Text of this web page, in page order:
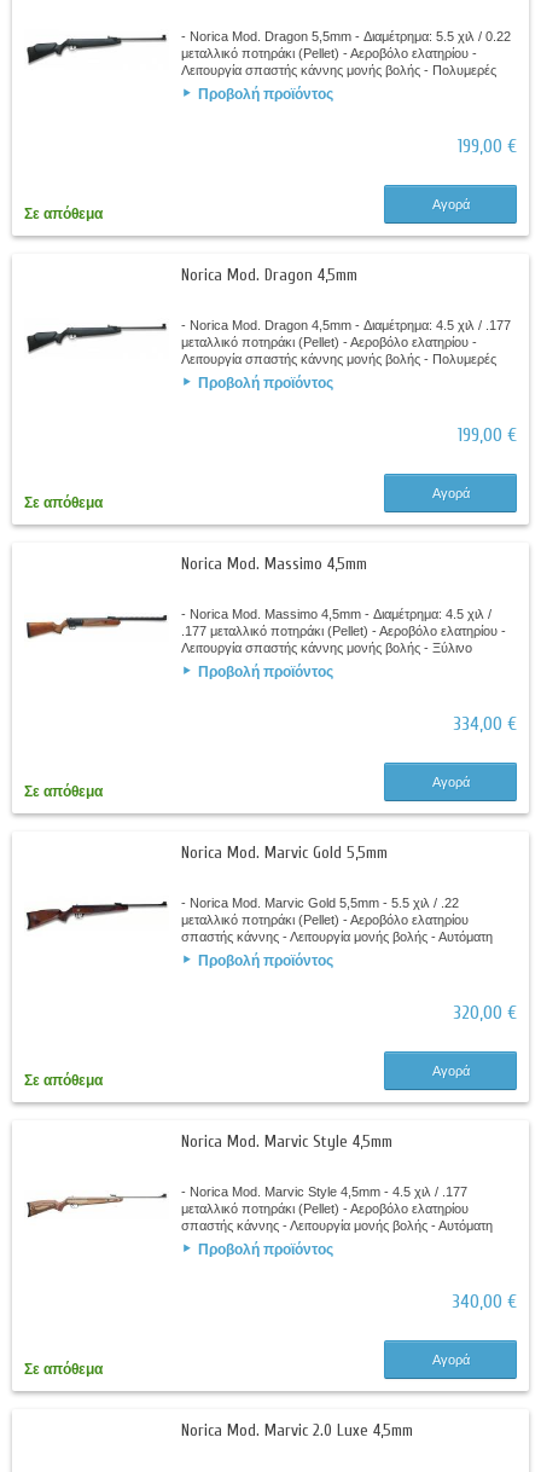
- Norica Mod. Dragon 5,5mm - Διαμέτρημα: 5.5 χιλ / 0.22
μεταλλικό ποτηράκι (Pellet) - Αεροβόλο ελατηρίου -
Λειτουργία σπαστής κάννης μονής βολής - Πολυμερές
αντικραδασμικό κοντάκιο - Ελαστικό...
Προβολή προϊόντος
199,00 €
Σε απόθεμα
Αγορά
Norica Mod. Dragon 4,5mm
- Norica Mod. Dragon 4,5mm - Διαμέτρημα: 4.5 χιλ / .177
μεταλλικό ποτηράκι (Pellet) - Αεροβόλο ελατηρίου -
Λειτουργία σπαστής κάννης μονής βολής - Πολυμερές
αντικραδασμικό κοντάκιο - Ελαστικό...
Προβολή προϊόντος
199,00 €
Σε απόθεμα
Αγορά
Norica Mod. Massimo 4,5mm
- Norica Mod. Massimo 4,5mm - Διαμέτρημα: 4.5 χιλ /
.177 μεταλλικό ποτηράκι (Pellet) - Αεροβόλο ελατηρίου -
Λειτουργία σπαστής κάννης μονής βολής - Ξύλινο
αμφιδέξιο κοντάκιο - Ελαστικό...
Προβολή προϊόντος
334,00 €
Σε απόθεμα
Αγορά
Norica Mod. Marvic Gold 5,5mm
- Norica Mod. Marvic Gold 5,5mm - 5.5 χιλ / .22
μεταλλικό ποτηράκι (Pellet) - Αεροβόλο ελατηρίου
σπαστής κάννης - Λειτουργία μονής βολής - Αυτόματη
ασφάλεια - Ρυθμιζόμενη σκανδάλη - Ξύλινο...
Προβολή προϊόντος
320,00 €
Σε απόθεμα
Αγορά
Norica Mod. Marvic Style 4,5mm
- Norica Mod. Marvic Style 4,5mm - 4.5 χιλ / .177
μεταλλικό ποτηράκι (Pellet) - Αεροβόλο ελατηρίου
σπαστής κάννης - Λειτουργία μονής βολής - Αυτόματη
ασφάλεια - Ρυθμιζόμενη σκανδάλη - Λαμινέ...
Προβολή προϊόντος
340,00 €
Σε απόθεμα
Αγορά
Norica Mod. Marvic 2.0 Luxe 4,5mm